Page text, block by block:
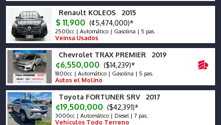
Renault KOLEOS 2015
$ 11,900 (¢5,474,000)*
2500cc | Automático | Gasolina | 5 pas.
Veinsa Usados
Chevrolet TRAX PREMIER 2019
¢6,550,000 ($14,239)*
1800cc | Automático | Gasolina | 5 pas.
Autos el Molino
Toyota FORTUNER SRV 2017
¢19,500,000 ($42,391)*
3000cc | Automático | Diesel | 7 pas.
Vehículos Todo Terreno